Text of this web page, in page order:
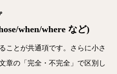
when/where など)
ことが共通項です。さらに小さ
章の「完全・不完全」で区別し